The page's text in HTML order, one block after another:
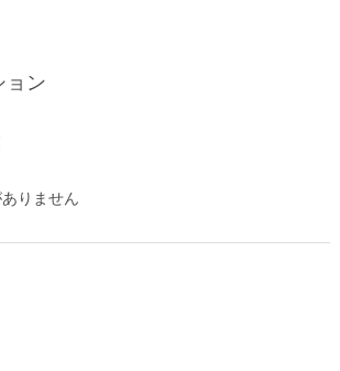
ョン
りません